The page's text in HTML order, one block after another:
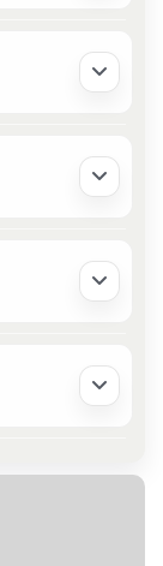
Déplier
Déplier
Déplier
Déplier